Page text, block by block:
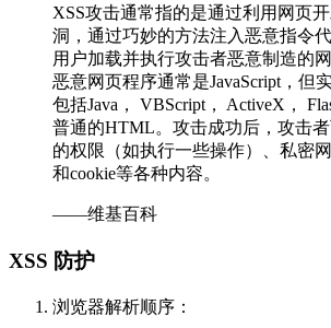
XSS攻击通常指的是通过利用网页
洞，通过巧妙的方法注入恶意指令
用户加载并执行攻击者恶意制造的
恶意网页程序通常是JavaScript，但
包括Java， VBScript， ActiveX，
普通的HTML。攻击成功后，攻击
的权限（如执行一些操作）、私密
和cookie等各种内容。
——维基百科
XSS 防护
浏览器解析顺序：